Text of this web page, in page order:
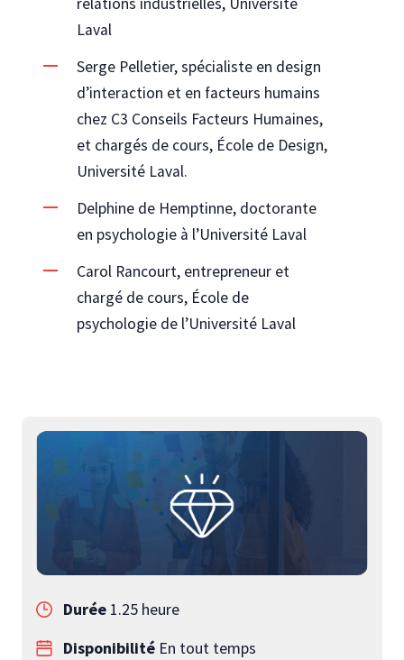
relations industrielles, Université
Laval
Serge Pelletier, spécialiste en design
d’interaction et en facteurs humains
chez C3 Conseils Facteurs Humaines,
et chargés de cours, École de Design,
Université Laval.
Delphine de Hemptinne, doctorante
en psychologie à l’Université Laval
Carol Rancourt, entrepreneur et
chargé de cours, École de
psychologie de l’Université Laval
Durée 1.25 heure
Disponibilité En tout temps